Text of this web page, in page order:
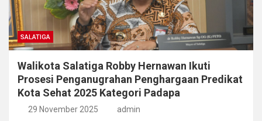
SALATIGA
Walikota Salatiga Robby Hernawan Ikuti
Prosesi Penganugrahan Penghargaan Predikat
Kota Sehat 2025 Kategori Padapa
29 November 2025 admin